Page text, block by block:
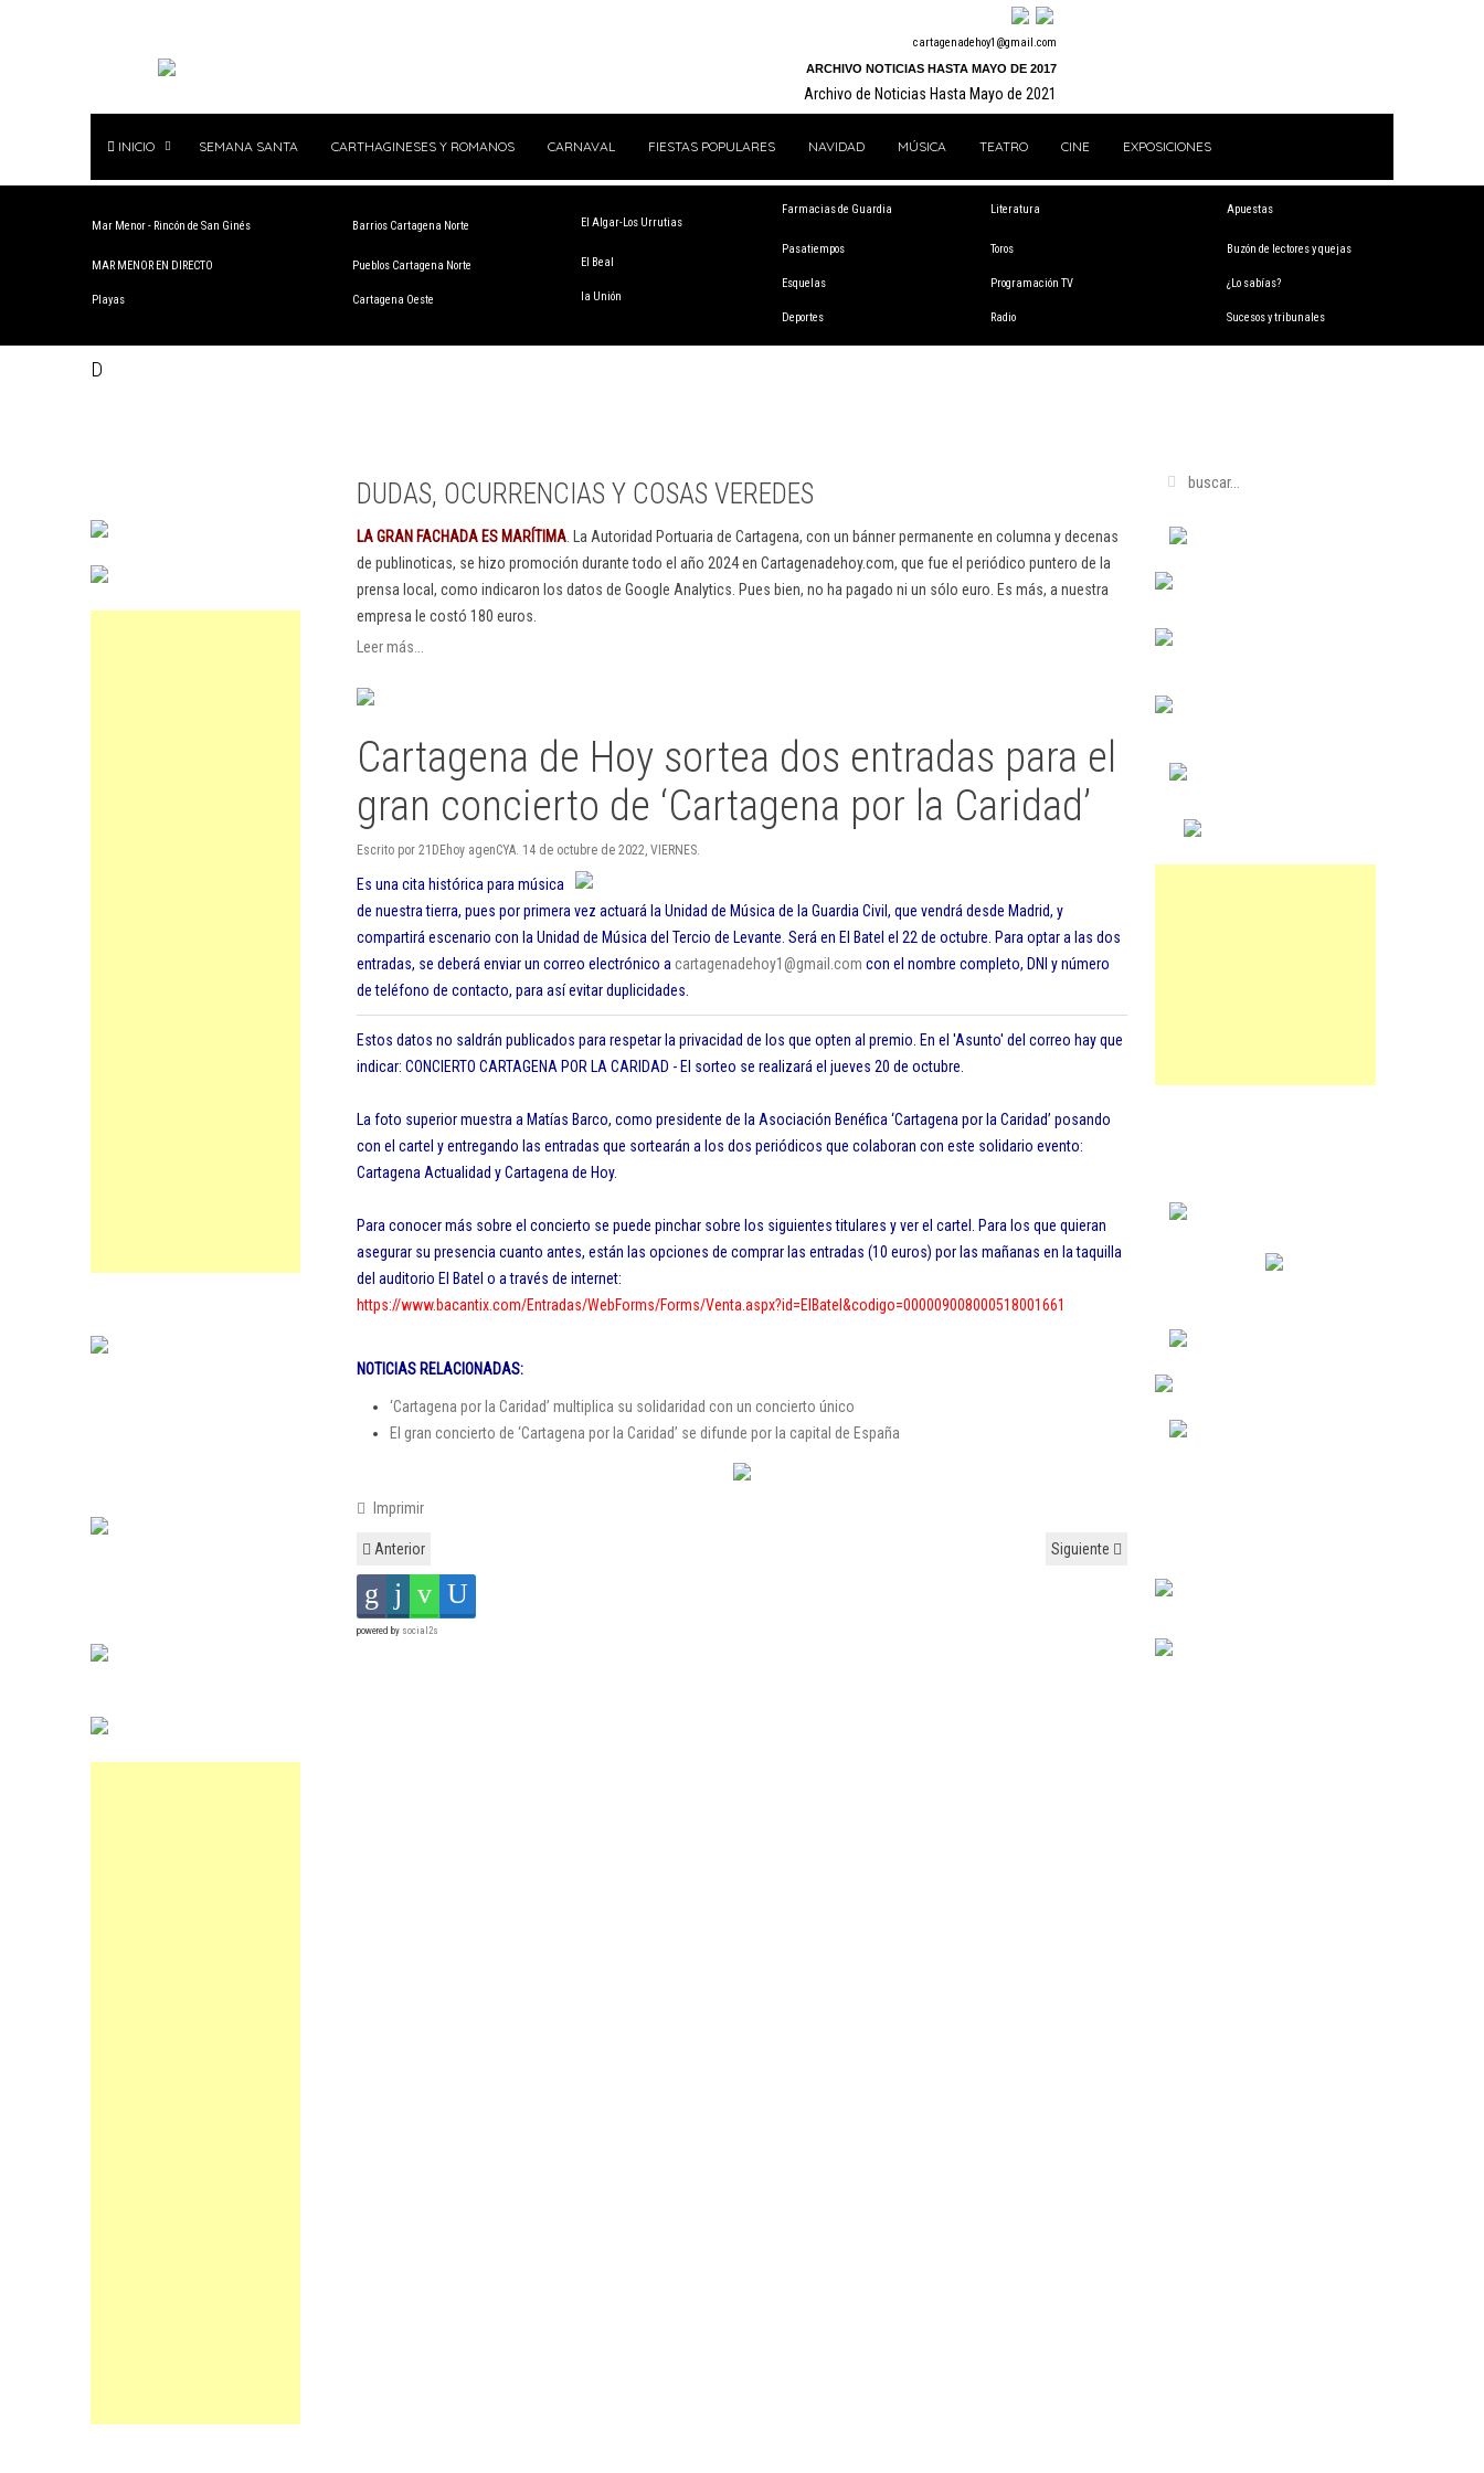
cartagenadehoy1@gmail.com
ARCHIVO NOTICIAS HASTA MAYO DE 2017
Archivo de Noticias Hasta Mayo de 2021
INICIO SEMANA SANTA CARTHAGINESES Y ROMANOS CARNAVAL FIESTAS POPULARES NAVIDAD MÚSICA TEATRO CINE EXPOSICIONES
Mar Menor - Rincón de San Ginés
MAR MENOR EN DIRECTO
Playas
Barrios Cartagena Norte
Pueblos Cartagena Norte
Cartagena Oeste
El Algar-Los Urrutias
El Beal
la Unión
Farmacias de Guardia
Pasatiempos
Esquelas
Deportes
Literatura
Toros
Programación TV
Radio
Apuestas
Buzón de lectores y quejas
¿Lo sabías?
Sucesos y tribunales
D
DUDAS, OCURRENCIAS Y COSAS VEREDES
LA GRAN FACHADA ES MARÍTIMA . La Autoridad Portuaria de Cartagena, con un bánner permanente en columna y decenas
de publinoticas, se hizo promoción durante todo el año 2024 en Cartagenadehoy.com, que fue el periódico puntero de la
prensa local, como indicaron los datos de Google Analytics. Pues bien, no ha pagado ni un sólo euro. Es más, a nuestra
empresa le costó 180 euros.
Leer más...
Cartagena de Hoy sortea dos entradas para el
gran concierto de ‘Cartagena por la Caridad’
Escrito por 21DEhoy agenCYA. 14 de octubre de 2022, VIERNES.
Es una cita histórica para música
de nuestra tierra, pues por primera vez actuará la Unidad de Música de la Guardia Civil, que vendrá desde Madrid, y
compartirá escenario con la Unidad de Música del Tercio de Levante. Será en El Batel el 22 de octubre. Para optar a las dos
entradas, se deberá enviar un correo electrónico a cartagenadehoy1@gmail.com con el nombre completo, DNI y número
de teléfono de contacto, para así evitar duplicidades.
Estos datos no saldrán publicados para respetar la privacidad de los que opten al premio. En el 'Asunto' del correo hay que
indicar: CONCIERTO CARTAGENA POR LA CARIDAD - El sorteo se realizará el jueves 20 de octubre.
La foto superior muestra a Matías Barco, como presidente de la Asociación Benéfica ‘Cartagena por la Caridad’ posando
con el cartel y entregando las entradas que sortearán a los dos periódicos que colaboran con este solidario evento:
Cartagena Actualidad y Cartagena de Hoy.
Para conocer más sobre el concierto se puede pinchar sobre los siguientes titulares y ver el cartel. Para los que quieran
asegurar su presencia cuanto antes, están las opciones de comprar las entradas (10 euros) por las mañanas en la taquilla
del auditorio El Batel o a través de internet:
https://www.bacantix.com/Entradas/WebForms/Forms/Venta.aspx?id=ElBatel&codigo=000009008000518001661
NOTICIAS RELACIONADAS:
‘Cartagena por la Caridad’ multiplica su solidaridad con un concierto único
El gran concierto de ‘Cartagena por la Caridad’ se difunde por la capital de España
Imprimir
Anterior Siguiente
powered by social2s